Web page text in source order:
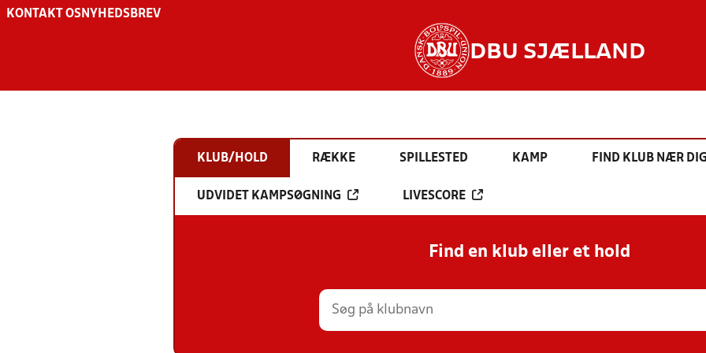
KONTAKT OS NYHEDSBREV
DBU SJÆLLAND
KLUB/HOLD RÆKKE SPILLESTED KAMP FIND KLUB NÆR
UDVIDET KAMPSØGNING LIVESCORE
Find en klub eller et hold